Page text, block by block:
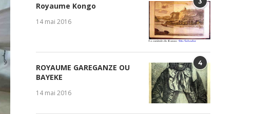
Royaume Kongo
14 mai 2016
4
ROYAUME GAREGANZE OU
BAYEKE
14 mai 2016